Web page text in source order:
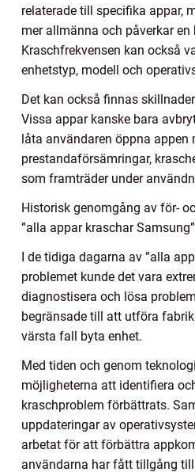
relaterade till specifika appar,
mer allmänna och påverkar en
Kraschfrekvensen kan också
enhetstyp, modell och
Det kan också finnas
Vissa appar kanske bara
låta användaren öppna appen
prestandaförsämringar,
som framträder under
Historisk genomgång av för-
”alla appar kraschar Samsung”
I de tidiga dagarna av ”alla
problemet kunde det vara
diagnostisera och lösa
begränsade till att utföra
värsta fall byta enhet.
Med tiden och genom
möjligheterna att identifiera
kraschproblem förbättrats.
uppdateringar av
arbetat för att förbättra
användarna har fått tillgång